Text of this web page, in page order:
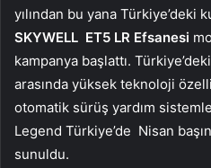
yılından bu yana Türkiye’deki
SKYWELL ET5 LR Efsanesi
kampanya başlattı.
arasında yüksek teknoloji
otomatik sürüş yardım
Legend Türkiye’de Nisan
sunuldu.